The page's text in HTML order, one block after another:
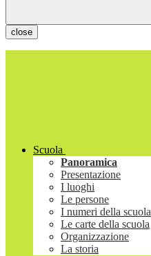
close
Scuola
Panoramica
Presentazione
I luoghi
Le persone
I numeri della scuola
Le carte della scuola
Organizzazione
La storia